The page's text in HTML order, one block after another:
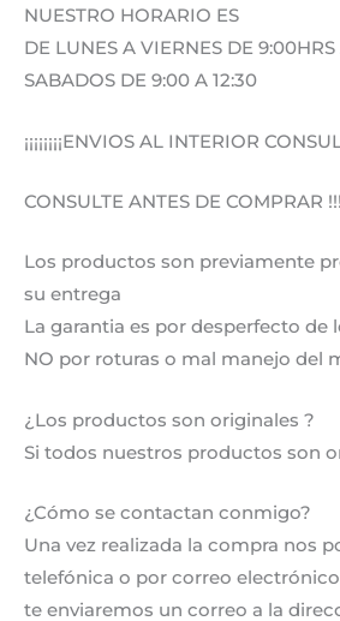
NUESTRO HORARIO ES
DE LUNES A VIERNES DE 9:00HRS
SABADOS DE 9:00 A 12:30
¡¡¡¡¡¡¡¡ENVIOS AL INTERIOR
CONSULTE ANTES DE COMPRAR
Los productos son previamente
su entrega
La garantia es por desperfecto de
NO por roturas o mal manejo del
¿Los productos son originales ?
Si todos nuestros productos son
¿Cómo se contactan conmigo?
Una vez realizada la compra nos
telefónica o por correo
te enviaremos un correo a la